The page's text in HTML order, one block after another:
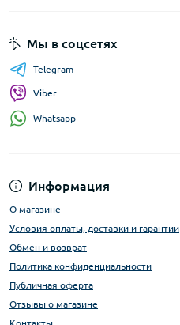
Информация
О магазине
Условия оплаты, доставки и гарантии
Обмен и возврат
Политика конфиденциальности
Публичная оферта
Отзывы о магазине
Мы в соцсетях
Telegram
Viber
Whatsapp